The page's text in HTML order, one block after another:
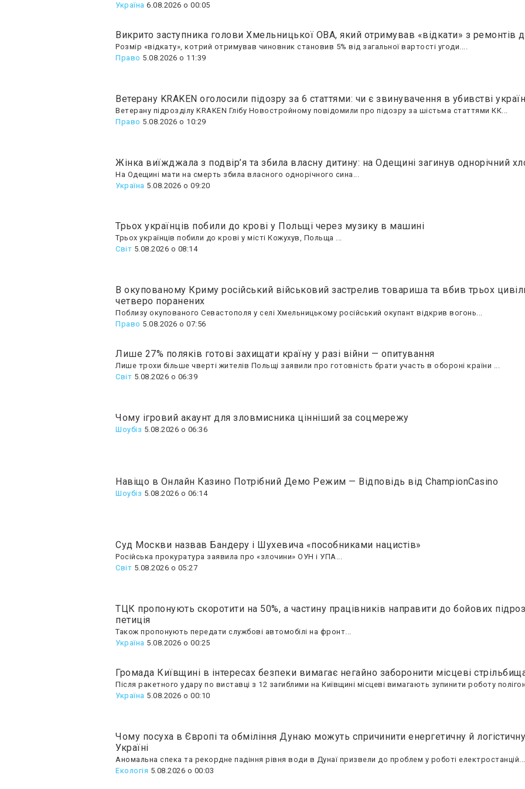
Україна 6.08.2026 о 00:05
Викрито заступника голови Хмельницької ОВА, який отримував «відкати» з ремонтів
Розмір «відкату», котрий отримував чиновник становив 5% від загальної вартості угоди....
Право 5.08.2026 о 11:39
Ветерану KRAKEN оголосили підозру за 6 статтями: чи є звинувачення в убивстві
Ветерану підрозділу KRAKEN Глібу Новостройному повідомили про підозру за шістьма статтями КК...
Право 5.08.2026 о 10:29
Жінка виїжджала з подвір’я та збила власну дитину: на Одещині загинув однорічний
На Одещині мати на смерть збила власного однорічного сина...
Україна 5.08.2026 о 09:20
Трьох українців побили до крові у Польщі через музику в машині
Трьох українців побили до крові у місті Кожухув, Польща ...
Світ 5.08.2026 о 08:14
В окупованому Криму російський військовий застрелив товариша та вбив трьох
четверо поранених
Поблизу окупованого Севастополя у селі Хмельницькому російський окупант відкрив вогонь...
Право 5.08.2026 о 07:56
Лише 27% поляків готові захищати країну у разі війни — опитування
Лише трохи більше чверті жителів Польщі заявили про готовність брати участь в обороні країни ...
Світ 5.08.2026 о 06:39
Чому ігровий акаунт для зловмисника цінніший за соцмережу
Шоубiз 5.08.2026 о 06:36
Навіщо в Онлайн Казино Потрібний Демо Режим — Відповідь від ChampionCasino
Шоубiз 5.08.2026 о 06:14
Суд Москви назвав Бандеру і Шухевича «пособниками нацистів»
Російська прокуратура заявила про «злочини» ОУН і УПА...
Світ 5.08.2026 о 05:27
ТЦК пропонують скоротити на 50%, а частину працівників направити до бойових
петиція
Також пропонують передати службові автомобілі на фронт...
Україна 5.08.2026 о 00:25
Громада Київщині в інтересах безпеки вимагає негайно заборонити місцеві
Після ракетного удару по виставці з 12 загиблими на Київщині місцеві вимагають зупинити роботу
Україна 5.08.2026 о 00:10
Чому посуха в Європі та обміління Дунаю можуть спричинити енергетичну й
Україні
Аномальна спека та рекордне падіння рівня води в Дунаї призвели до проблем у роботі електростанцій...
Екологія 5.08.2026 о 00:03